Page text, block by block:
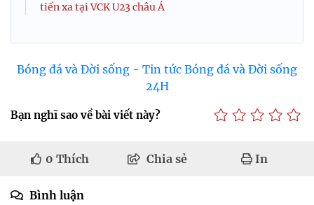
tiến xa tại VCK U23 châu Á
Bóng đá và Đời sống - Tin tức Bóng đá và Đời sống
24H
Bạn nghĩ sao về bài viết này?
0 Thích Chia sẻ In
Bình luận